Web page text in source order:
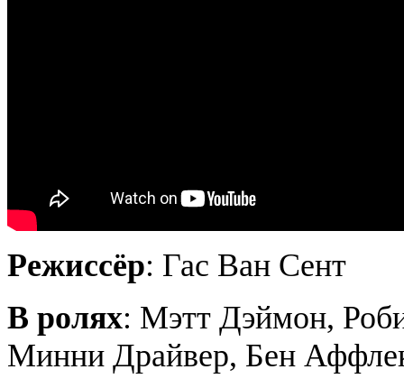
Режиссёр: Гас Ван Сент
В ролях: Мэтт Дэймон,
Минни Драйвер, Бен